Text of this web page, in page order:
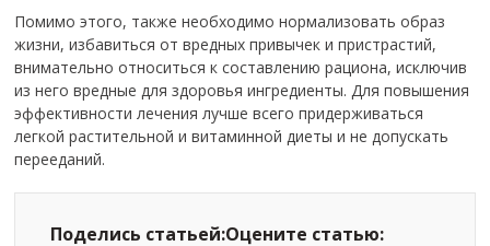
Помимо этого, также необходимо нормализовать образ
жизни, избавиться от вредных привычек и пристрастий,
внимательно относиться к составлению рациона, исключив
из него вредные для здоровья ингредиенты. Для повышения
эффективности лечения лучше всего придерживаться
легкой растительной и витаминной диеты и не допускать
перееданий.
Поделись статьей:Оцените статью: